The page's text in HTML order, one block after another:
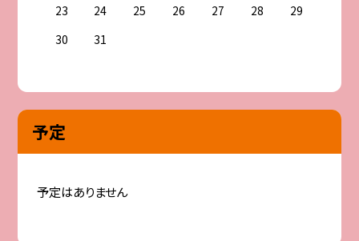
23
24 25 26 27 28
29
30
31
予定
予定はありません